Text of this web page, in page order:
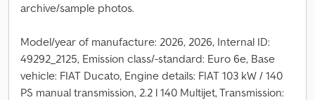
archive/sample photos.
Model/year of manufacture: 2026, 2026, Internal ID:
49292_2125, Emission class/-standard: Euro 6e, Base
vehicle: FIAT Ducato, Engine details: FIAT 103 kW / 140
PS manual transmission, 2.2 l 140 Multijet, Transmission: